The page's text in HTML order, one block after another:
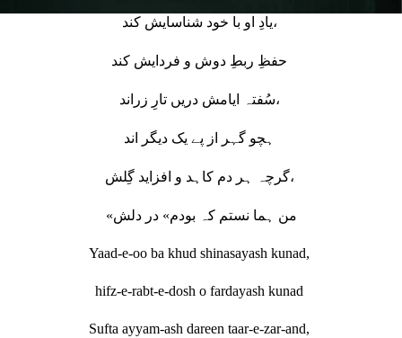
یادِ او با خود شناسایش کند،
سُفتہ ایامش دریں تارِ زراند،
گرچہ ہر دم کاہد و افزاید گِلش،
«من ہما نستم کہ بودم» در دلش
Yaad-e-oo ba khud shinasayash kunad,
hifz-e-rabt-e-dosh o fardayash kunad
Sufta ayyam-ash dareen taar-e-zar-and,